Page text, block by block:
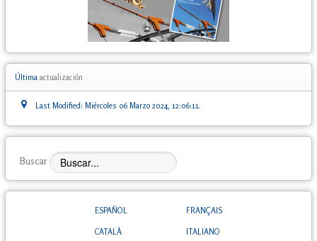
Última actualización
Last Modified: Miércoles 06 Marzo 2024, 12:06:11.
Buscar
ESPAÑOL
CATALÀ
FRANÇAIS
ITALIANO